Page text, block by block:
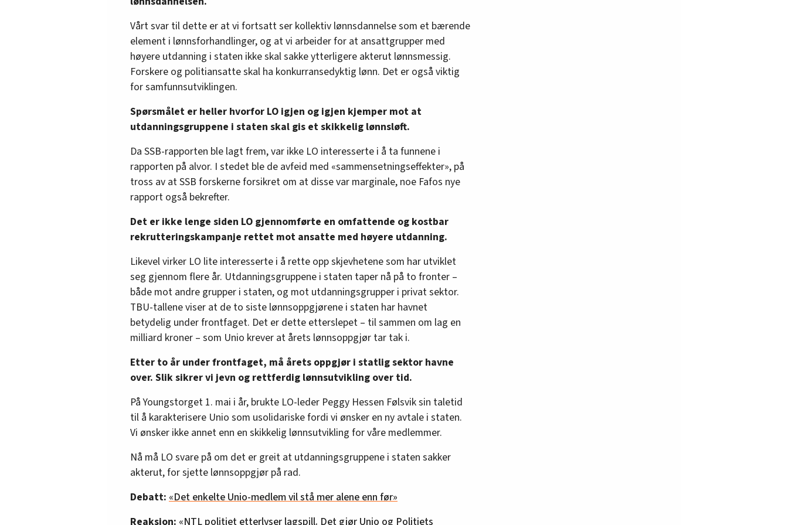
Vårt svar til dette er at vi fortsatt ser kollektiv lønnsdannelse som et bærende
element i lønnsforhandlinger, og at vi arbeider for at ansattgrupper med
høyere utdanning i staten ikke skal sakke ytterligere akterut lønnsmessig.
Forskere og politiansatte skal ha konkurransedyktig lønn. Det er også viktig
for samfunnsutviklingen.
Spørsmålet er heller hvorfor LO igjen og igjen kjemper mot at
utdanningsgruppene i staten skal gis et skikkelig lønnsløft.
Da SSB-rapporten ble lagt frem, var ikke LO interesserte i å ta funnene i
rapporten på alvor. I stedet ble de avfeid med «sammensetningseffekter», på
tross av at SSB forskerne forsikret om at disse var marginale, noe Fafos nye
rapport også bekrefter.
Det er ikke lenge siden LO gjennomførte en omfattende og kostbar
rekrutteringskampanje rettet mot ansatte med høyere utdanning.
Likevel virker LO lite interesserte i å rette opp skjevhetene som har utviklet
seg gjennom flere år. Utdanningsgruppene i staten taper nå på to fronter –
både mot andre grupper i staten, og mot utdanningsgrupper i privat sektor.
TBU-tallene viser at de to siste lønnsoppgjørene i staten har havnet
betydelig under frontfaget. Det er dette etterslepet – til sammen om lag en
milliard kroner – som Unio krever at årets lønnsoppgjør tar tak i.
Etter to år under frontfaget, må årets oppgjør i statlig sektor havne
over. Slik sikrer vi jevn og rettferdig lønnsutvikling over tid.
På Youngstorget 1. mai i år, brukte LO-leder Peggy Hessen Følsvik sin taletid
til å karakterisere Unio som usolidariske fordi vi ønsker en ny avtale i staten.
Vi ønsker ikke annet enn en skikkelig lønnsutvikling for våre medlemmer.
Nå må LO svare på om det er greit at utdanningsgruppene i staten sakker
akterut, for sjette lønnsoppgjør på rad.
Debatt: «Det enkelte Unio-medlem vil stå mer alene enn før»
Reaksjon: «NTL politiet etterlyser lagspill. Det gjør Unio og Politiets